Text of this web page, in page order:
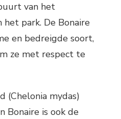
van het
het park. De Bonaire
en bedreigde soort,
ze met respect te
(Chelonia mydas)
Bonaire is ook de